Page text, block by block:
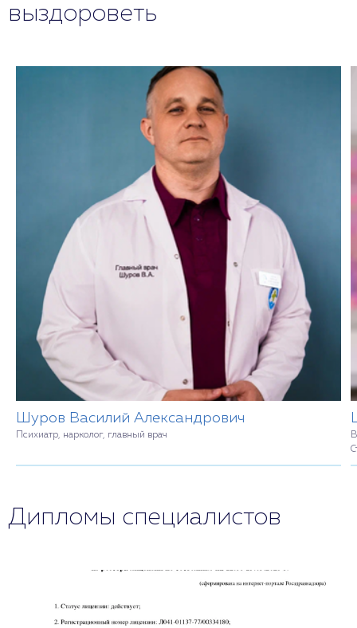
выздороветь
Шуров Василий Александрович
Психиатр, нарколог, главный врач
Дипломы специалистов